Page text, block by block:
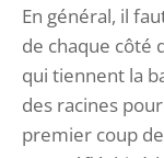
En général, il
de chaque côté
qui tiennent la
des racines
premier coup